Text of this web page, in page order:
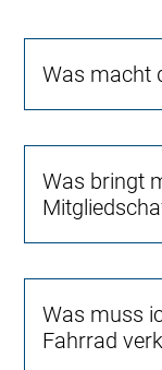
Was macht
Was bringt
Was muss
Fahrrad